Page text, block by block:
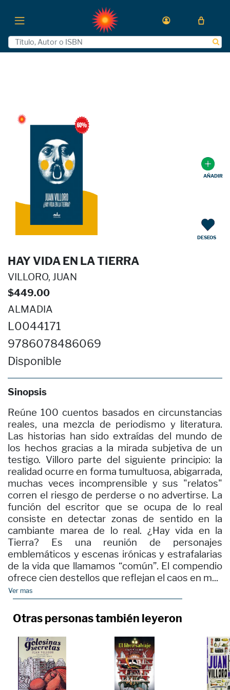
HAY VIDA EN LA TIERRA
VILLORO, JUAN
$449.00
ALMADIA
L0044171
9786078486069
Disponible
Sinopsis
AÑADIR
DESEOS
Reúne 100 cuentos basados en circunstancias
reales, una mezcla de periodismo y literatura.
Las historias han sido extraídas del mundo de
los hechos gracias a la mirada subjetiva de un
testigo. Villoro parte del siguiente principio: la
realidad ocurre en forma tumultuosa, abigarrada,
muchas veces incomprensible y sus "relatos"
corren el riesgo de perderse o no advertirse. La
función del escritor que se ocupa de lo real
consiste en detectar zonas de sentido en la
cambiante marea de lo real. ¿Hay vida en la
Tierra? Es una reunión de personajes
emblemáticos y escenas irónicas y estrafalarias
de la vida que llamamos “común”. El compendio
ofrece cien destellos que reflejan el caos en m...
Ver mas
Otras personas también leyeron